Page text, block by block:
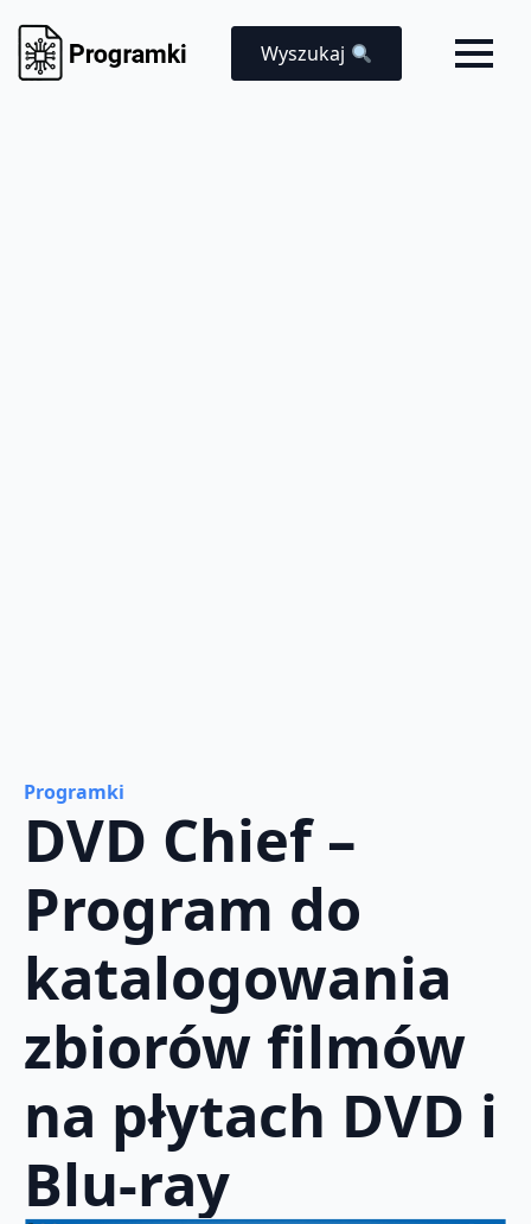
Wyszukaj
Programki
DVD Chief –
Program do
katalogowania
zbiorów filmów
na płytach DVD i
Blu-ray